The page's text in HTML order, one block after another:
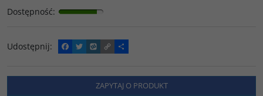
Dostępność:
Udostępnij:
F
a
e
T
w
t
W
y
o
p
C
o
y
L
P
o
z
i
ZAPYTAJ O PRODUKT